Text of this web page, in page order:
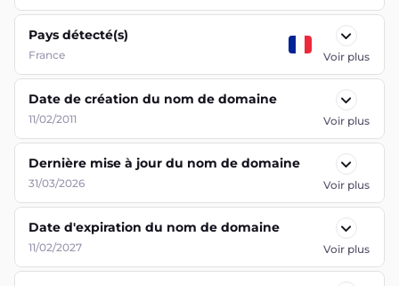
Pays détecté(s)
France Voir plus
Date de création du nom de domaine
11/02/2011 Voir plus
Dernière mise à jour du nom de domaine
31/03/2026 Voir plus
Date d'expiration du nom de domaine
11/02/2027 Voir plus